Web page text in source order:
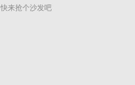
快来抢个沙发吧